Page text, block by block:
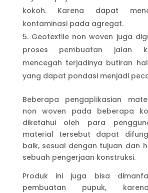
kokoh. Karena dapat
kontaminasi pada agregat.
Geotextile non woven juga
proses pembuatan jalan
mencegah terjadinya butiran
yang dapat pondasi menjadi
Beberapa pengaplikasian
non woven pada beberapa
diketahui oleh para
material tersebut dapat
baik, sesuai dengan tujuan dan
sebuah pengerjaan konstruksi.
Produk ini juga bisa
pembuatan pupuk,